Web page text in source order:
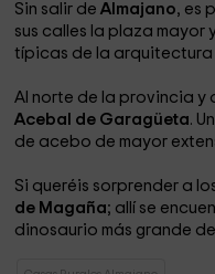
Sin salir deAlmajano, es
sus calles la plaza mayor
típicas de la arquitectura
Al norte de la provincia y
Acebal de Garagüeta.
de acebo de mayor
Si queréis sorprender a
de Magaña; allí se
dinosaurio más grande